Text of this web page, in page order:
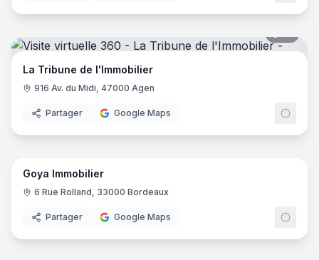
La Tribune de l'Immobilier
916 Av. du Midi, 47000 Agen
Partager Google Maps
5
Goya Immobilier
6 Rue Rolland, 33000 Bordeaux
Partager Google Maps
9